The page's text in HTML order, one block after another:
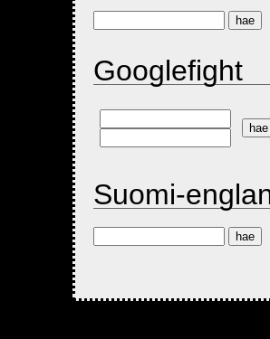
Googlefight
Suomi-